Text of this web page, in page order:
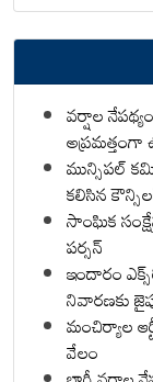
వర్షాల
అప్రమత్తంగా
మున్సిపల్
కలిసిన
సాంఘిక
పర్సన్
ఇందారం
నివారణకు
మంచిర్యాల
వేలం